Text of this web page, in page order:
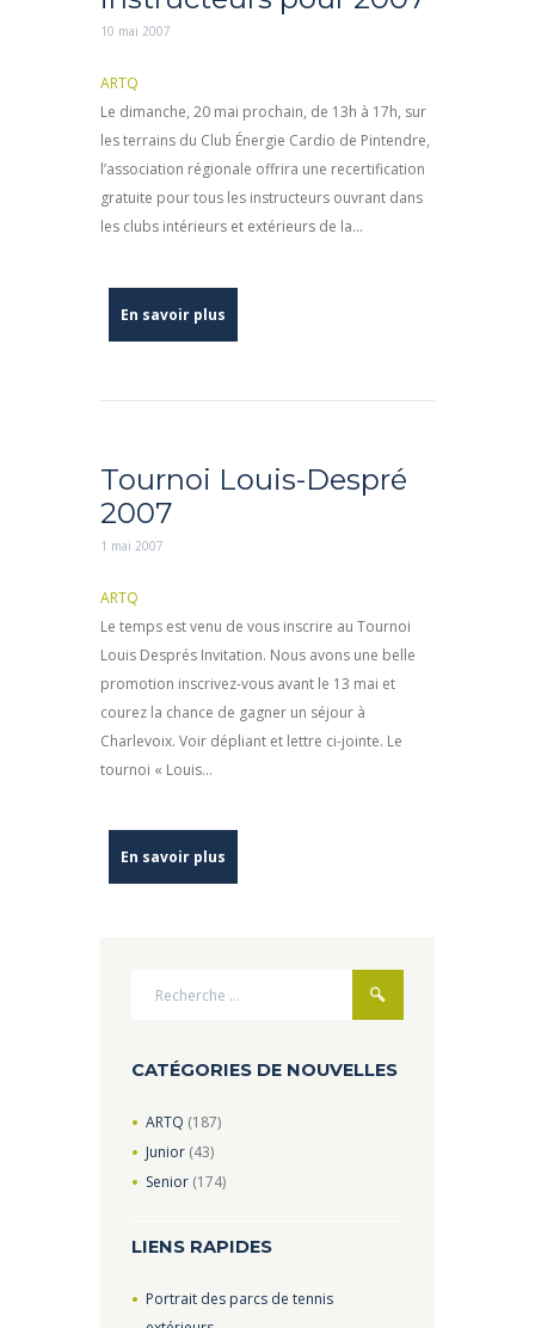
10 mai 2007
ARTQ
Le dimanche, 20 mai prochain, de 13h à 17h, sur
les terrains du Club Énergie Cardio de Pintendre,
l’association régionale offrira une recertification
gratuite pour tous les instructeurs ouvrant dans
les clubs intérieurs et extérieurs de la...
En savoir plus
Tournoi Louis-Despré
2007
1 mai 2007
ARTQ
Le temps est venu de vous inscrire au Tournoi
Louis Després Invitation. Nous avons une belle
promotion inscrivez-vous avant le 13 mai et
courez la chance de gagner un séjour à
Charlevoix. Voir dépliant et lettre ci-jointe. Le
tournoi « Louis...
En savoir plus
CATÉGORIES DE NOUVELLES
ARTQ (187)
Junior (43)
Senior (174)
LIENS RAPIDES
Portrait des parcs de tennis